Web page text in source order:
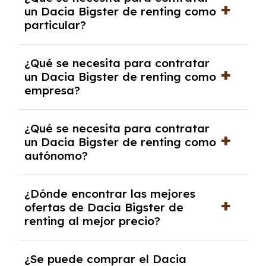
cancelación anticipada. Es importante revisar
las condiciones del contrato y hablar con un
experto que te asesore.
un Dacia Bigster de renting como
particular?
y, en algunos casos, una consulta de solvencia
crediticia y un pago inicial.
¿Qué se necesita para contratar
un Dacia Bigster de renting como
empresa?
documentación financiera y, en algunos
casos, un informe de solvencia de la empresa
y un pago inicial.
¿Qué se necesita para contratar
un Dacia Bigster de renting como
autónomo?
autónomos, justificante de ingresos y, en
algunos casos, un informe fiscal y un pago
inicial.
¿Dónde encontrar las mejores
ofertas de Dacia Bigster de
renting al mejor precio?
mejores ofertas de vehículos de renting con
¿Se puede comprar el Dacia